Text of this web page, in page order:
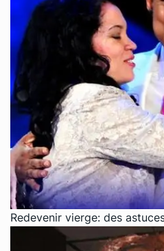
Redevenir vierge: des